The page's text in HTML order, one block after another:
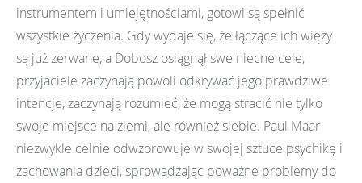
instrumentem i umiejętnościami, gotowi są spełnić
wszystkie życzenia. Gdy wydaje się, że łączące ich więzy
są już zerwane, a Dobosz osiągnął swe niecne cele,
przyjaciele zaczynają powoli odkrywać jego prawdziwe
intencje, zaczynają rozumieć, że mogą stracić nie tylko
swoje miejsce na ziemi, ale również siebie. Paul Maar
niezwykle celnie odwzorowuje w swojej sztuce psychikę i
zachowania dzieci, sprowadzając poważne problemy do